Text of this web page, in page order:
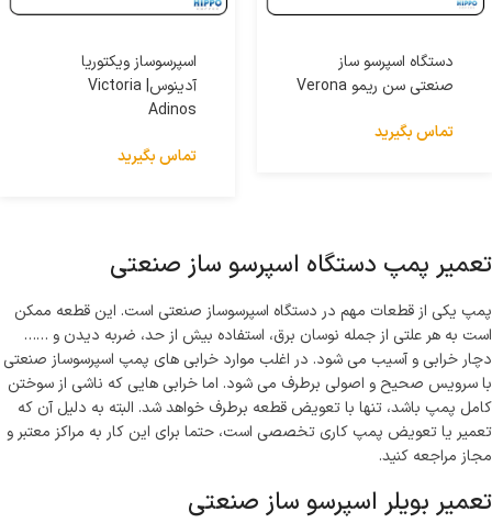
دستگاه اسپرسو ساز
صنعتی سن ریمو Verona
تماس بگیرید
اسپرسوساز ویکتوریا
آدینوس| Victoria
Adinos
تماس بگیرید
تعمیر پمپ دستگاه اسپرسو ساز صنعتی
پمپ یکی از قطعات مهم در دستگاه اسپرسوساز صنعتی است. این قطعه ممکن
است به هر علتی از جمله نوسان برق، استفاده بیش از حد، ضربه دیدن و ……
دچار خرابی و آسیب می شود. در اغلب موارد خرابی های پمپ اسپرسوساز صنعتی
با سرویس صحیح و اصولی برطرف می شود. اما خرابی هایی که ناشی از سوختن
کامل پمپ باشد، تنها با تعویض قطعه برطرف خواهد شد. البته به دلیل آن که
تعمیر یا تعویض پمپ کاری تخصصی است، حتما برای این کار به مراکز معتبر و
مجاز مراجعه کنید.
تعمیر بویلر اسپرسو ساز صنعتی